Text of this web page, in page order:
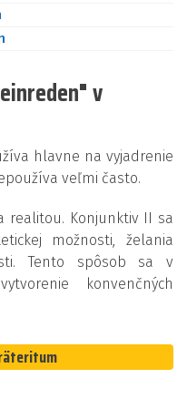
v
hlavne na vyjadrenie
veľmi často.
realitou. Konjunktiv II sa
možnosti, želania
Tento spôsob sa v
konvenčných